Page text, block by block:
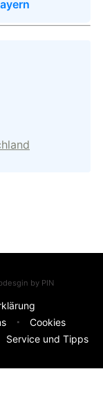
by PIN
Cookies
Service und Tipps